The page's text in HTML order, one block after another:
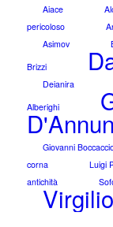
Aiace
pericoloso
Asimov
Brizzi
Deianira
Alberighi
Giovanni
corna
Luigi
antichitàVirgilio